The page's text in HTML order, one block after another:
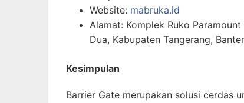
Website: mabruka.id
Alamat: Komplek Ruko
Dua, Kabupaten Tangerang,
Kesimpulan
Barrier Gate merupakan solusi cerdas